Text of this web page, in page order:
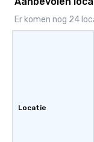
Er komen nog 24
Locatie